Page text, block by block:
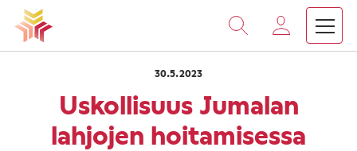
Vieritä
sisältöön
Etusivu Uskollisuus Jumalan lahjojen
30.5.2023
Uskollisuus Jumalan
lahjojen hoitamisessa